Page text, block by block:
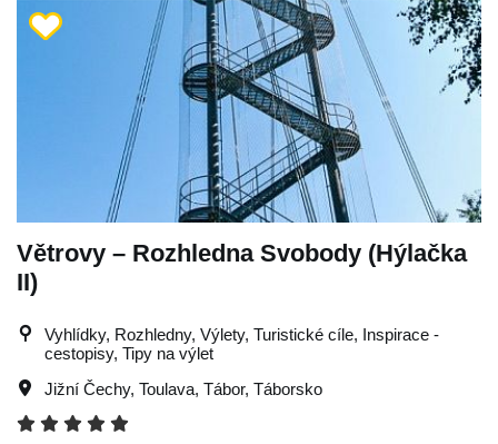
Větrovy – Rozhledna Svobody (Hýlačka
II)
Vyhlídky, Rozhledny, Výlety, Turistické cíle, Inspirace -
cestopisy, Tipy na výlet
Jižní Čechy, Toulava, Tábor, Táborsko